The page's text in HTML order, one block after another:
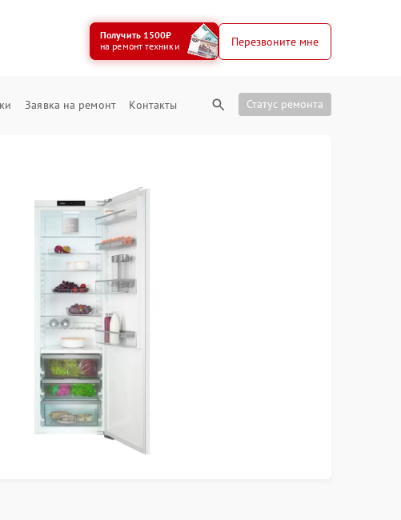
Получить 1500₽
на ремонт техники
Перезвоните мне
Заявка на ремонт Контакты Статус ремонта